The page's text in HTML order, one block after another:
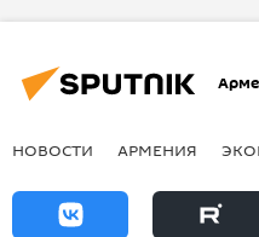
НОВОСТИ АРМЕНИЯ